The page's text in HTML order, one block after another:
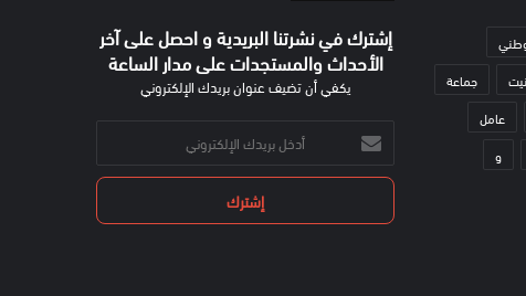
جماعة
عامل
و
إشترك في نشرتنا البريدية و احصل على آخر
الأحداث والمستجدات على مدار الساعة
يكفي أن تضيف عنوان بريدك الإلكتروني
أدخل
بريدك
الإلكتروني